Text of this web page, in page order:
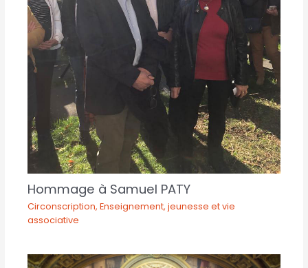
Hommage à Samuel PATY
Circonscription,Enseignement, jeunesse et vie
associative